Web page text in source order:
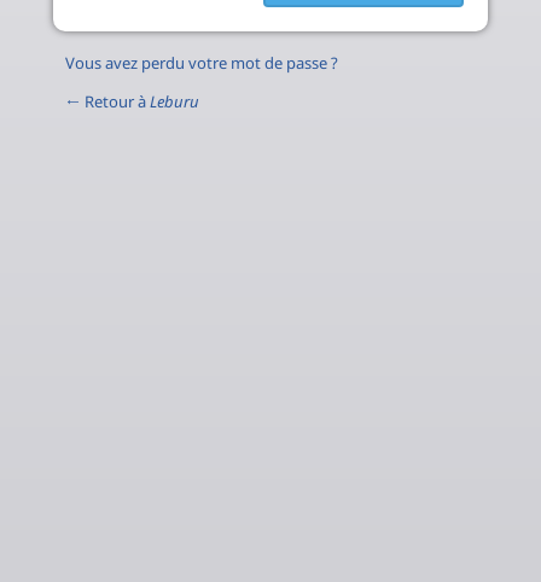
Vous avez perdu votre mot de passe ?
← Retour àLeburu